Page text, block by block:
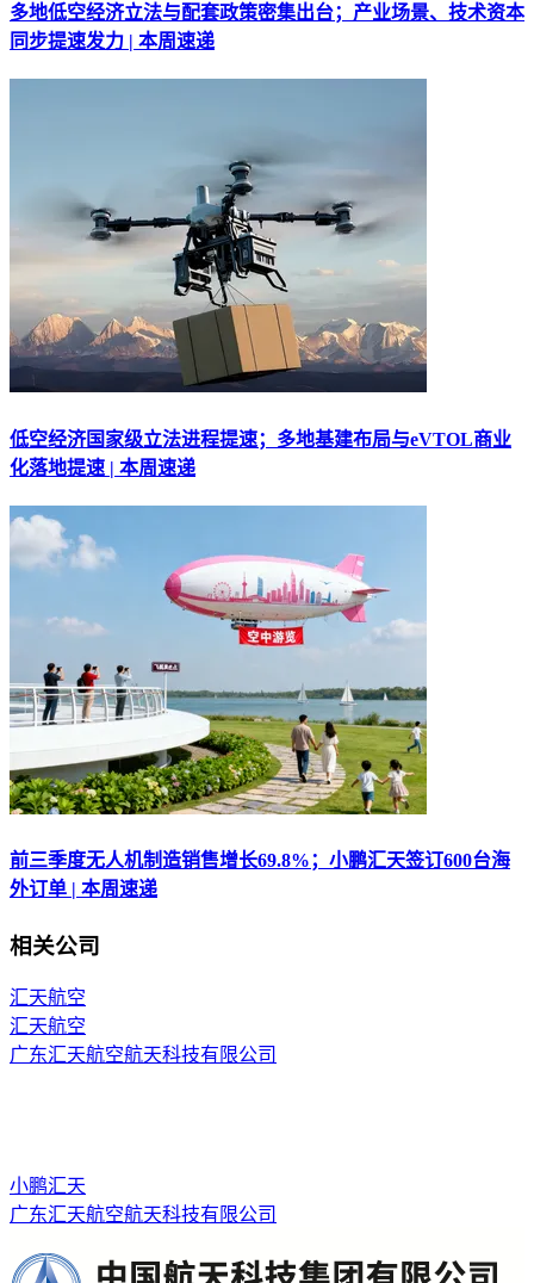
多地低空经济立法与配套政策密集出台；产业场景、技术资本
同步提速发力 | 本周速递
低空经济国家级立法进程提速；多地基建布局与eVTOL商业
化落地提速 | 本周速递
前三季度无人机制造销售增长69.8%；小鹏汇天签订600台海
外订单 | 本周速递
相关公司
汇天航空
汇天航空
广东汇天航空航天科技有限公司
小鹏汇天
广东汇天航空航天科技有限公司